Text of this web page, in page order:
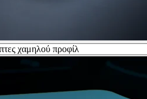
χαμηλού προφίλ